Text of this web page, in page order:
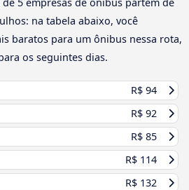
na tabela abaixo, você
baratos para um ônibus nessa rota,
os seguintes dias.
R$ 94
R$ 92
R$ 85
R$ 114
R$ 132